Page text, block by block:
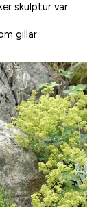
skulptur var
gillar